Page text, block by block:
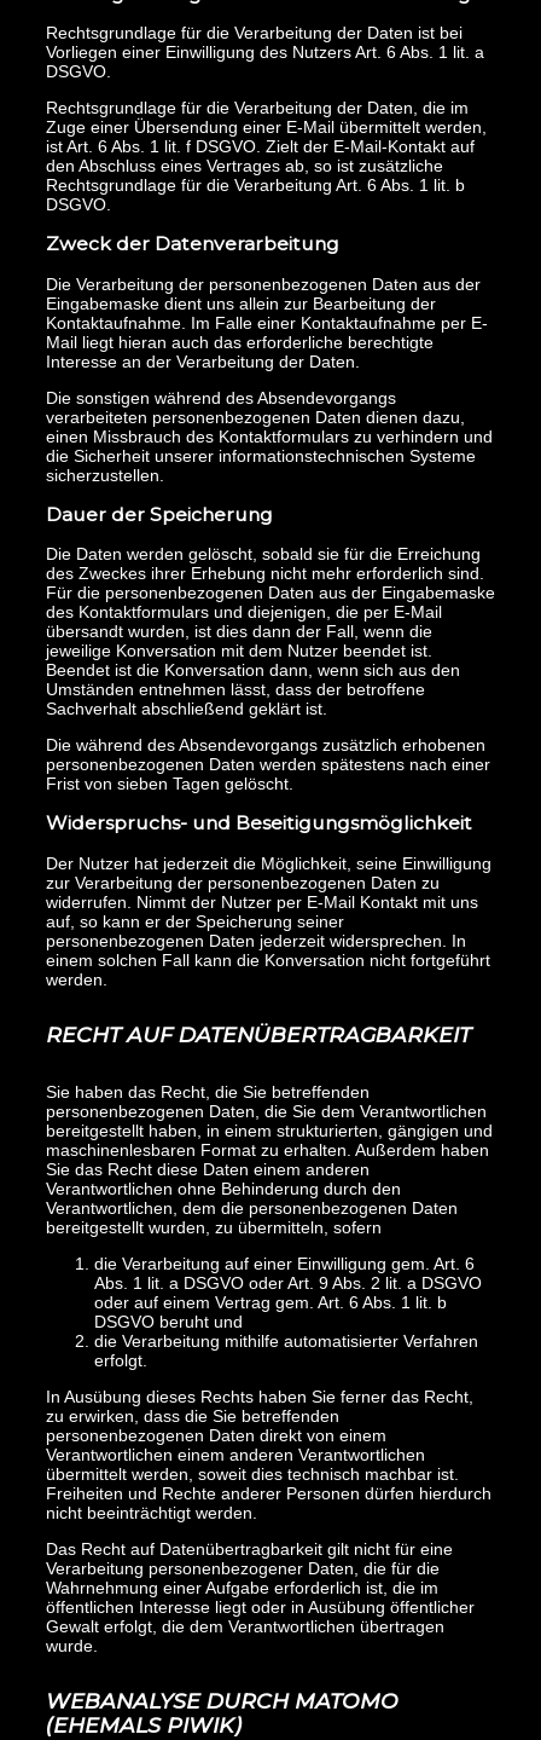
Rechtsgrundlage für die Verarbeitung der Daten ist bei
Vorliegen einer Einwilligung des Nutzers Art. 6 Abs. 1 lit. a
DSGVO.
Rechtsgrundlage für die Verarbeitung der Daten, die im
Zuge einer Übersendung einer E-Mail übermittelt werden,
ist Art. 6 Abs. 1 lit. f DSGVO. Zielt der E-Mail-Kontakt auf
den Abschluss eines Vertrages ab, so ist zusätzliche
Rechtsgrundlage für die Verarbeitung Art. 6 Abs. 1 lit. b
DSGVO.
Zweck der Datenverarbeitung
Die Verarbeitung der personenbezogenen Daten aus der
Eingabemaske dient uns allein zur Bearbeitung der
Kontaktaufnahme. Im Falle einer Kontaktaufnahme per E-
Mail liegt hieran auch das erforderliche berechtigte
Interesse an der Verarbeitung der Daten.
Die sonstigen während des Absendevorgangs
verarbeiteten personenbezogenen Daten dienen dazu,
einen Missbrauch des Kontaktformulars zu verhindern und
die Sicherheit unserer informationstechnischen Systeme
sicherzustellen.
Dauer der Speicherung
Die Daten werden gelöscht, sobald sie für die Erreichung
des Zweckes ihrer Erhebung nicht mehr erforderlich sind.
Für die personenbezogenen Daten aus der Eingabemaske
des Kontaktformulars und diejenigen, die per E-Mail
übersandt wurden, ist dies dann der Fall, wenn die
jeweilige Konversation mit dem Nutzer beendet ist.
Beendet ist die Konversation dann, wenn sich aus den
Umständen entnehmen lässt, dass der betroffene
Sachverhalt abschließend geklärt ist.
Die während des Absendevorgangs zusätzlich erhobenen
personenbezogenen Daten werden spätestens nach einer
Frist von sieben Tagen gelöscht.
Widerspruchs- und Beseitigungsmöglichkeit
Der Nutzer hat jederzeit die Möglichkeit, seine Einwilligung
zur Verarbeitung der personenbezogenen Daten zu
widerrufen. Nimmt der Nutzer per E-Mail Kontakt mit uns
auf, so kann er der Speicherung seiner
personenbezogenen Daten jederzeit widersprechen. In
einem solchen Fall kann die Konversation nicht fortgeführt
werden.
RECHT AUF DATENÜBERTRAGBARKEIT
Sie haben das Recht, die Sie betreffenden
personenbezogenen Daten, die Sie dem Verantwortlichen
bereitgestellt haben, in einem strukturierten, gängigen und
maschinenlesbaren Format zu erhalten. Außerdem haben
Sie das Recht diese Daten einem anderen
Verantwortlichen ohne Behinderung durch den
Verantwortlichen, dem die personenbezogenen Daten
bereitgestellt wurden, zu übermitteln, sofern
die Verarbeitung auf einer Einwilligung gem. Art. 6
Abs. 1 lit. a DSGVO oder Art. 9 Abs. 2 lit. a DSGVO
oder auf einem Vertrag gem. Art. 6 Abs. 1 lit. b
DSGVO beruht und
die Verarbeitung mithilfe automatisierter Verfahren
erfolgt.
In Ausübung dieses Rechts haben Sie ferner das Recht,
zu erwirken, dass die Sie betreffenden
personenbezogenen Daten direkt von einem
Verantwortlichen einem anderen Verantwortlichen
übermittelt werden, soweit dies technisch machbar ist.
Freiheiten und Rechte anderer Personen dürfen hierdurch
nicht beeinträchtigt werden.
Das Recht auf Datenübertragbarkeit gilt nicht für eine
Verarbeitung personenbezogener Daten, die für die
Wahrnehmung einer Aufgabe erforderlich ist, die im
öffentlichen Interesse liegt oder in Ausübung öffentlicher
Gewalt erfolgt, die dem Verantwortlichen übertragen
wurde.
WEBANALYSE DURCH MATOMO
(EHEMALS PIWIK)